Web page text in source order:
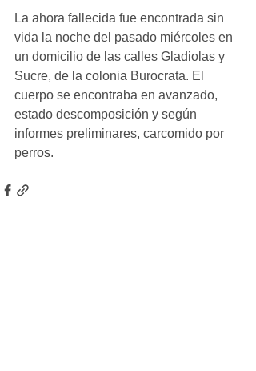
La ahora fallecida fue encontrada sin
vida la noche del pasado miércoles en
un domicilio de las calles Gladiolas y
Sucre, de la colonia Burocrata. El
cuerpo se encontraba en avanzado,
estado descomposición y según
informes preliminares, carcomido por
perros.